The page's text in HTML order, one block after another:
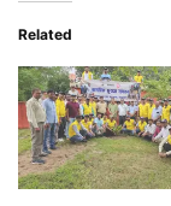
Related